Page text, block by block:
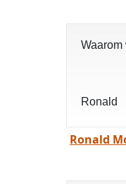
Ronald
Ronald